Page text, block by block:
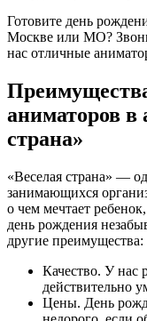
Готовите день
Москве или МО?
нас отличные
аниматоров в
страна»
«Веселая страна» —
занимающихся
о чем мечтает
день рождения
другие преимущества:
Качество. У нас
действительно
Цены. День